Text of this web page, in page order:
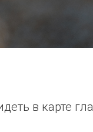
в карте